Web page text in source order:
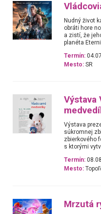
Nudný život
obráti hore
a zistí, že
planéta
Termín:
Mesto: SR
Výstava
Výstava
súkromnej
zbierkového
s ktorými
Termín:
Mesto:
Mrzutá